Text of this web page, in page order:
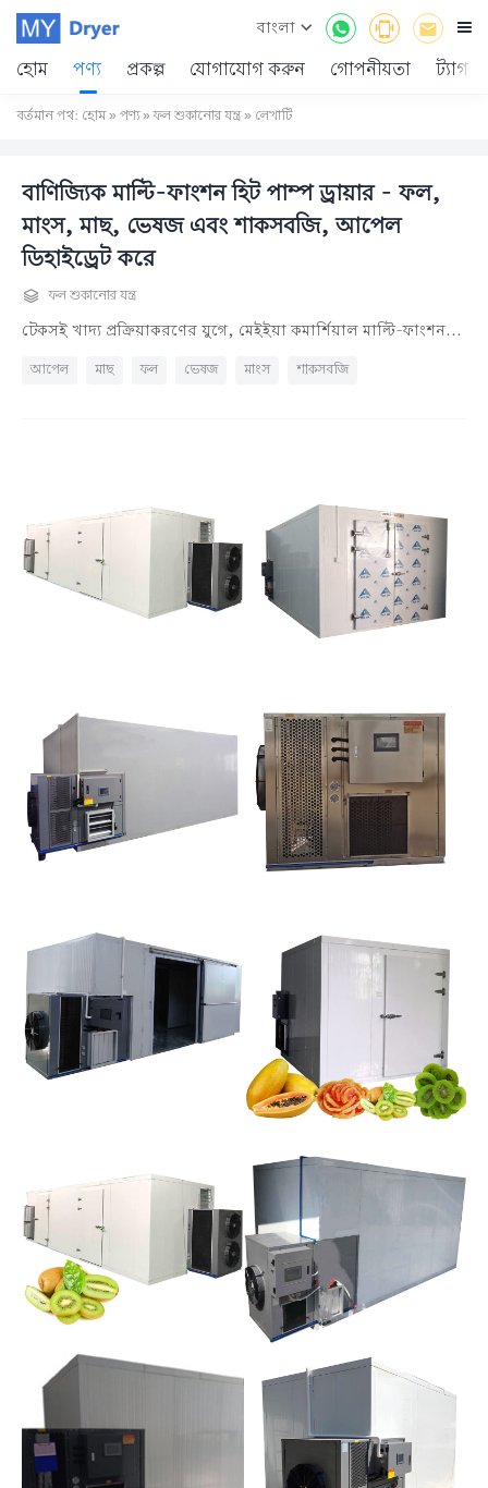

  
বাংলা
হোম পণ্য প্রকল্প যোগাযোগ করুন গোপনীয়তা ট্যাগ
বর্তমান পথ: হোম» পণ্য»ফল শুকানোর যন্ত্র» লেখাটি
বাণিজ্যিক মাল্টি-ফাংশন হিট পাম্প ড্রায়ার - ফল,
মাংস, মাছ, ভেষজ এবং শাকসবজি, আপেল
ডিহাইড্রেট করে
 ফল শুকানোর যন্ত্র
টেকসই খাদ্য প্রক্রিয়াকরণের যুগে, মেইইয়া কমার্শিয়াল মাল্টি-ফাংশন...
আপেল মাছ ফল ভেষজ মাংস শাকসবজি